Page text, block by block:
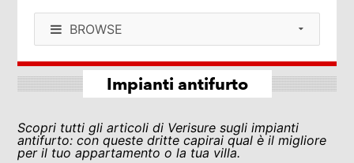
BROWSE
Impianti antifurto
Scopri tutti gli articoli di Verisure sugli impianti
antifurto: con queste dritte capirai qual è il migliore
per il tuo appartamento o la tua villa.